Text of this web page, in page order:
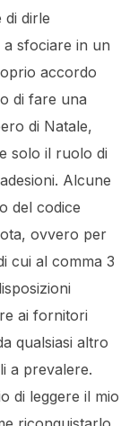
di dirle
sfociare in un
accordo
di fare una
di Natale,
solo il ruolo di
Alcune
del codice
ovvero per
cui al comma 3
ai fornitori
qualsiasi altro
a prevalere.
di leggere il mio